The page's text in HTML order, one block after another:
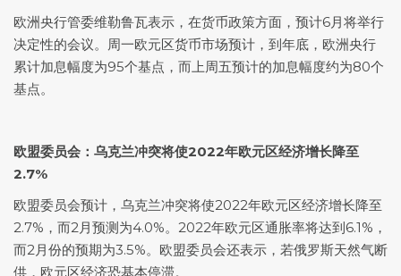
欧洲央行管委维勒鲁瓦表示，在货币政策方面，预计6月将举行
决定性的会议。周一欧元区货币市场预计，到年底，欧洲央行
累计加息幅度为95个基点，而上周五预计的加息幅度约为80个
基点。
欧盟委员会：乌克兰冲突将使2022年欧元区经济增长降至
2.7%
欧盟委员会预计，乌克兰冲突将使2022年欧元区经济增长降至
2.7%，而2月预测为4.0%。2022年欧元区通胀率将达到6.1%，
而2月份的预期为3.5%。欧盟委员会还表示，若俄罗斯天然气断
供，欧元区经济恐基本停滞。